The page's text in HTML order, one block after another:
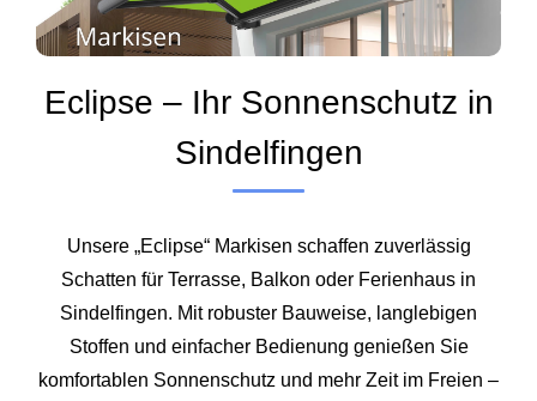
Eclipse – Ihr Sonnenschutz in
Sindelfingen
Unsere „Eclipse“ Markisen schaffen zuverlässig
Schatten für Terrasse, Balkon oder Ferienhaus in
Sindelfingen. Mit robuster Bauweise, langlebigen
Stoffen und einfacher Bedienung genießen Sie
komfortablen Sonnenschutz und mehr Zeit im Freien –